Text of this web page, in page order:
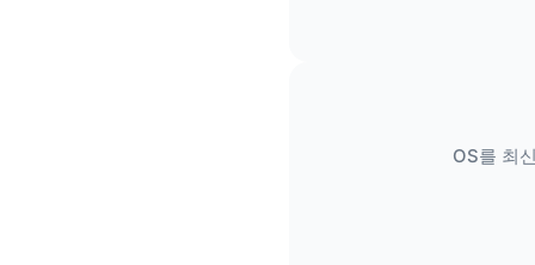
OS를 최